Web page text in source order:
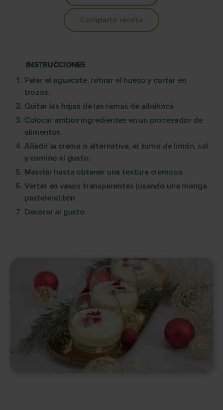
Compartir receta
INSTRUCCIONES
Pelar el aguacate, retirar el hueso y cortar en
trozos.
Quitar las hojas de las ramas de albahaca
Colocar ambos ingredientes en un procesador de
alimentos.
Añadir la crema o alternativa, el zumo de limón, sal
y comino al gusto.
Mezclar hasta obtener una textura cremosa.
Verter en vasos transparentes (usando una manga
pastelera).bnn
Decorar al gusto.